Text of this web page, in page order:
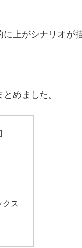
上がシナリオが
めました。
クス